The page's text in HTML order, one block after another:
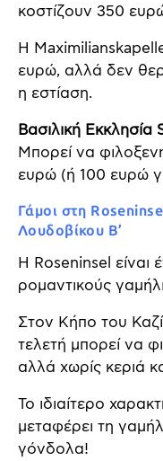
κοστίζουν 350
Η
ευρώ, αλλά δεν
η εστίαση.
Βασιλική
Μπορεί να
ευρώ (ή 100 ευρώ
Γάμοι στη
Λουδοβίκου Β’
Η Roseninsel είναι
ρομαντικούς
Στον Κήπο του
τελετή μπορεί να
αλλά χωρίς κεριά
Το ιδιαίτερο
μεταφέρει τη
γόνδολα!